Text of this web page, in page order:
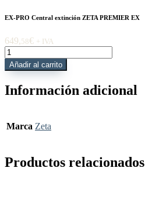
EX-PRO Central extinción ZETA PREMIER EX
649,58€ + IVA
EX-
PRO
Central
ZETA
cantidad
Añadir al carrito
Información adicional
Marca Zeta
Productos relacionados